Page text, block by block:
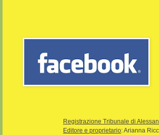
Registrazione Tribunale di
Editore e proprietario: Arianna